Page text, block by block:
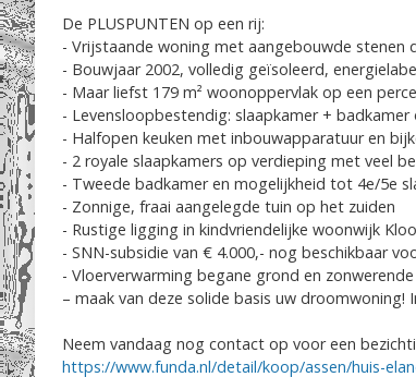
De PLUSPUNTEN op een rij:
- Vrijstaande woning met aangebouwde stenen
- Bouwjaar 2002, volledig geïsoleerd,
- Maar liefst 179 m² woonoppervlak op een
- Levensloopbestendig: slaapkamer +
- Halfopen keuken met inbouwapparatuur en
- 2 royale slaapkamers op verdieping met veel
- Tweede badkamer en mogelijkheid tot 4e/5e
- Zonnige, fraai aangelegde tuin op het zuiden
- Rustige ligging in kindvriendelijke woonwijk
- SNN-subsidie van € 4.000,- nog beschikbaar
- Vloerverwarming begane grond en
– maak van deze solide basis uw droomwoning!
Neem vandaag nog contact op voor een
https://www.funda.nl/detail/koop/assen/huis-